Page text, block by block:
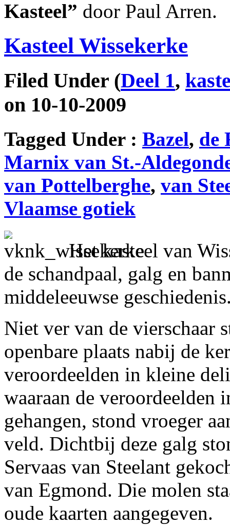
Kasteel” door Paul Arren.
Kasteel Wissekerke
Filed Under (Deel 1,
on 10-10-2009
Tagged Under : Bazel, de
Marnix van St.-
van Pottelberghe, van
Vlaamse gotiek
Het kasteel van
de schandpaal, galg en
middeleeuwse
Niet ver van de vierschaar
openbare plaats nabij de
veroordeelden in kleine
waaraan de veroordeelden
gehangen, stond vroeger
veld. Dichtbij deze galg
Servaas van Steelant
van Egmond. Die molen
oude kaarten aangegeven.